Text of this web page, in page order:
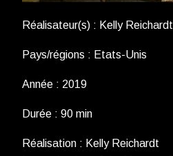
Réalisateur(s) : Kelly Reichardt
Pays/régions : Etats-Unis
Année : 2019
Durée : 90 min
Réalisation : Kelly Reichardt